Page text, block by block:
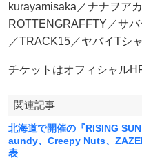
kurayamisaka／ナナヲア
ROTTENGRAFFTY／サ
／TRACK15／ヤバイTシ
チケットはオフィシャル
関連記事
北海道で開催の『RISING
aundy、Creepy Nuts、
表